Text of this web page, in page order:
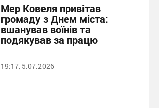
Мер Ковеля привітав
громаду з Днем міста:
вшанував воїнів та
подякував за працю
19:17, 5.07.2026